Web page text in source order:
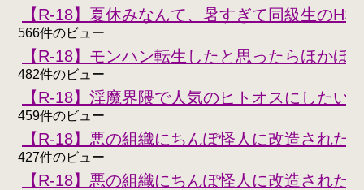
【R-18】夏休みなんて、暑すぎて同級生のH
566件のビュー
【R-18】モンハン転生したと思ったらほかほ
482件のビュー
【R-18】淫魔界隈で人気のヒトオスにしたい
459件のビュー
【R-18】悪の組織にちんぽ怪人に改造された
427件のビュー
【R-18】悪の組織にちんぽ怪人に改造された